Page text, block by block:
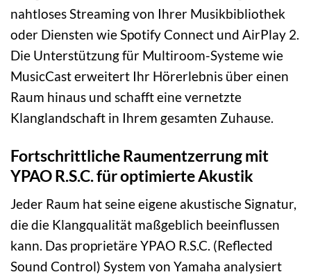
nahtloses Streaming von Ihrer Musikbibliothek
oder Diensten wie Spotify Connect und AirPlay 2.
Die Unterstützung für Multiroom-Systeme wie
MusicCast erweitert Ihr Hörerlebnis über einen
Raum hinaus und schafft eine vernetzte
Klanglandschaft in Ihrem gesamten Zuhause.
Fortschrittliche Raumentzerrung mit
YPAO R.S.C. für optimierte Akustik
Jeder Raum hat seine eigene akustische Signatur,
die die Klangqualität maßgeblich beeinflussen
kann. Das proprietäre YPAO R.S.C. (Reflected
Sound Control) System von Yamaha analysiert